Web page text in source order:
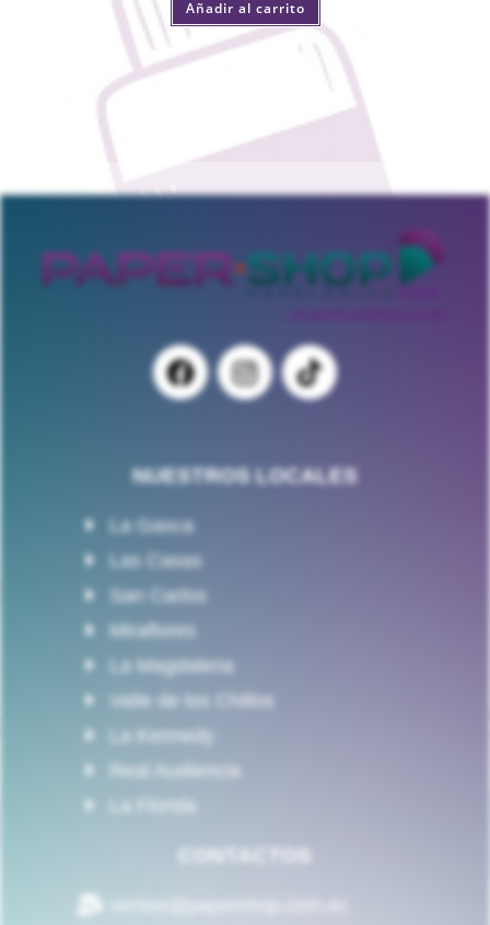
Añadir al carrito
NUESTROS LOCALES
La Gasca
Las Casas
San Carlos
Miraflores
La Magdalena
Valle de los Chillos
La Kennedy
Real Audiencia
La Florida
CONTACTOS